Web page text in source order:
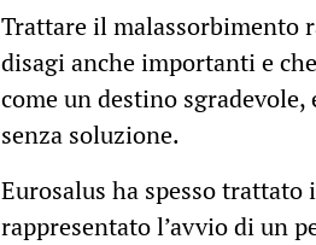
Trattare il malassorbimento
disagi anche importanti e
come un destino sgradevole,
senza soluzione.
Eurosalus ha spesso
rappresentato l’avvio di un